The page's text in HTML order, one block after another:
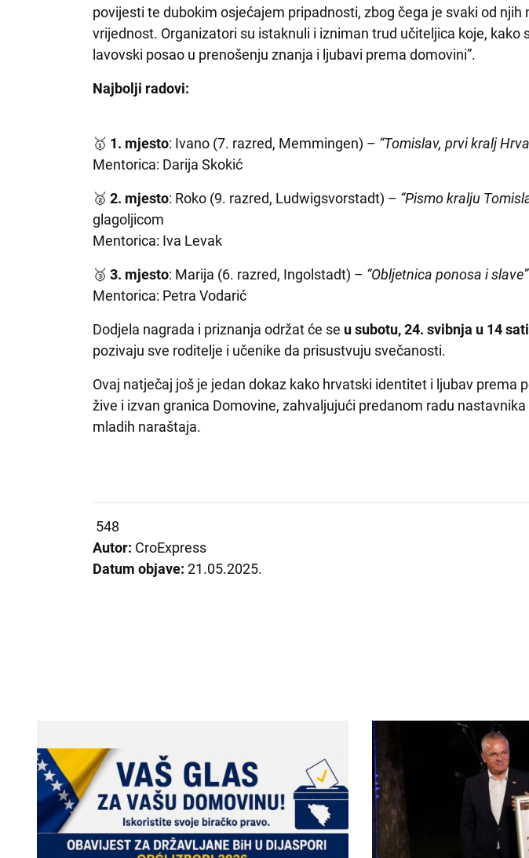
povijesti te dubokim osjećajem pripadnosti, zbog čega je svaki od njih
vrijednost. Organizatori su istaknuli i izniman trud učiteljica koje, kako
lavovski posao u prenošenju znanja i ljubavi prema domovini”.
Najbolji radovi:
🥇 1. mjesto: Ivano (7. razred, Memmingen) – “Tomislav, prvi kralj
Mentorica: Darija Skokić
🥈2. mjesto: Roko (9. razred, Ludwigsvorstadt) – “Pismo kralju
glagoljicom
Mentorica: Iva Levak
🥉3. mjesto: Marija (6. razred, Ingolstadt) – “Obljetnica ponosa i slave”
Mentorica: Petra Vodarić
Dodjela nagrada i priznanja održat će se u subotu, 24. svibnja u 14 sati
pozivaju sve roditelje i učenike da prisustvuju svečanosti.
Ovaj natječaj još je jedan dokaz kako hrvatski identitet i ljubav prema
žive i izvan granica Domovine, zahvaljujući predanom radu
mladih naraštaja.
548
Autor: CroExpress
Datum objave:21.05.2025.